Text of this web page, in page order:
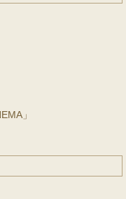
」